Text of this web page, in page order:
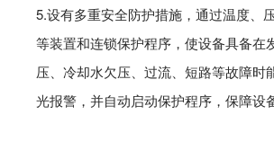
5.设有多重安全防护措施，通过温度、
等装置和连锁保护程序，使设备具备在
压、冷却水欠压、过流、短路等故障时
光报警，并自动启动保护程序，保障设